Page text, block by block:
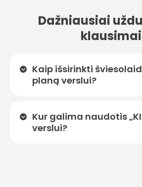
Dažniausiai
klausimai
Kaip išsirinkti
planą verslui?
Kur galima naudotis
verslui?